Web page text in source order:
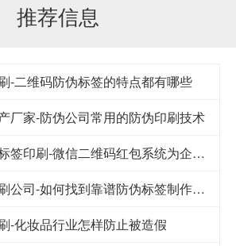
推荐信息
-二维码防伪标签的特点都有哪些
厂家-防伪公司常用的防伪印刷技术
襄阳二维码防伪标签印刷-微信二维码红包系统为企业提供哪些好处
襄阳防伪标签印刷公司-如何找到靠谱防伪标签制作厂家
-化妆品行业怎样防止被造假